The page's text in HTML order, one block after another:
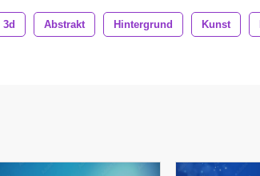
3d Abstrakt Hintergrund Kunst